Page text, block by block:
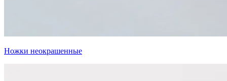
Ножки неокрашенные